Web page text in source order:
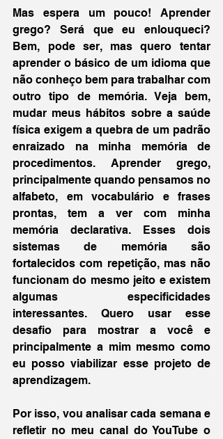
Mas espera um pouco! Aprender
grego? Será que eu enlouqueci?
Bem, pode ser, mas quero tentar
aprender o básico de um idioma que
não conheço bem para trabalhar com
outro tipo de memória. Veja bem,
mudar meus hábitos sobre a saúde
física exigem a quebra de um padrão
enraizado na minha memória de
procedimentos. Aprender grego,
principalmente quando pensamos no
alfabeto, em vocabulário e frases
prontas, tem a ver com minha
memória declarativa. Esses dois
sistemas de memória são
fortalecidos com repetição, mas não
funcionam do mesmo jeito e existem
algumas especificidades
interessantes. Quero usar esse
desafio para mostrar a você e
principalmente a mim mesmo como
eu posso viabilizar esse projeto de
aprendizagem.
Por isso, vou analisar cada semana e
refletir no meu canal do YouTube o